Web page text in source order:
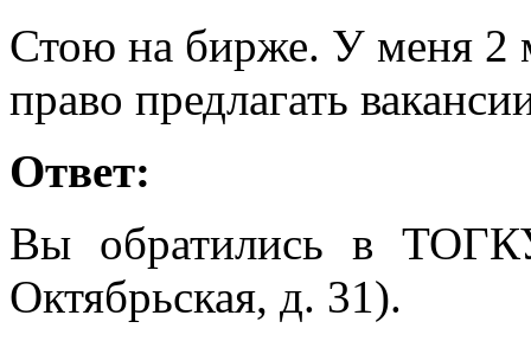
Стою на бирже. У меня 2
право предлагать
Ответ:
Вы обратились в
Октябрьская, д. 31).